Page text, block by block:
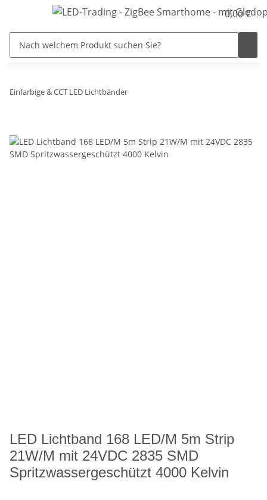
0,00 €
Einfarbige & CCT LED Lichtbänder
LED Lichtband 168 LED/M 5m Strip
21W/M mit 24VDC 2835 SMD
Spritzwassergeschützt 4000 Kelvin